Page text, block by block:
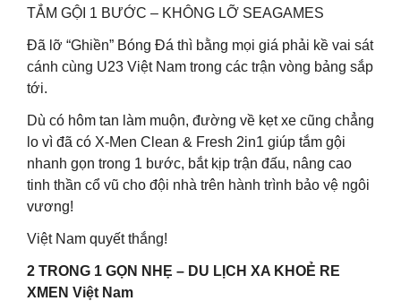
TẮM GỘI 1 BƯỚC – KHÔNG LỠ SEAGAMES
Đã lỡ “Ghiền” Bóng Đá thì bằng mọi giá phải kề vai sát
cánh cùng U23 Việt Nam trong các trận vòng bảng sắp
tới.
Dù có hôm tan làm muộn, đường về kẹt xe cũng chẳng
lo vì đã có X-Men Clean & Fresh 2in1 giúp tắm gội
nhanh gọn trong 1 bước, bắt kịp trận đấu, nâng cao
tinh thần cổ vũ cho đội nhà trên hành trình bảo vệ ngôi
vương!
Việt Nam quyết thắng!
2 TRONG 1 GỌN NHẸ – DU LỊCH XA KHOẺ RE
XMEN Việt Nam